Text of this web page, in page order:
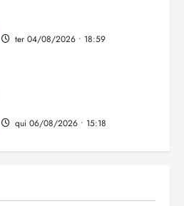
ter 04/08/2026 • 18:59
qui 06/08/2026 • 15:18
com dívidas